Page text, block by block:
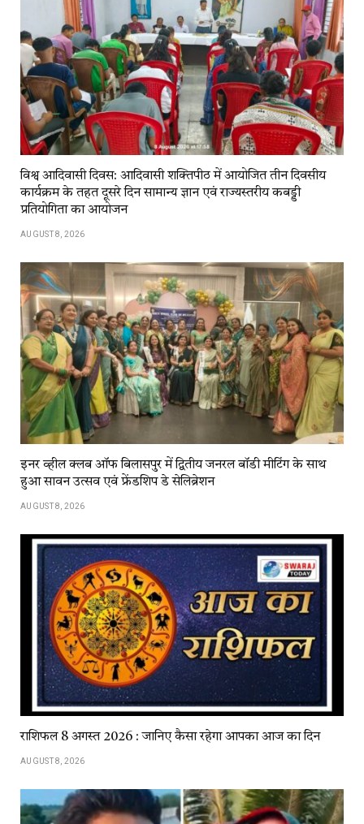
विश्व आदिवासी दिवस: आदिवासी शक्तिपीठ में आयोजित तीन दिवसीय
कार्यक्रम के तहत दूसरे दिन सामान्य ज्ञान एवं राज्यस्तरीय कबड्डी
प्रतियोगिता का आयोजन
AUGUST 8, 2026
इनर व्हील क्लब ऑफ बिलासपुर में द्वितीय जनरल बॉडी मीटिंग के साथ
हुआ सावन उत्सव एवं फ्रेंडशिप डे सेलिब्रेशन
AUGUST 8, 2026
राशिफल 8 अगस्त 2026 : जानिए कैसा रहेगा आपका आज का दिन
AUGUST 8, 2026